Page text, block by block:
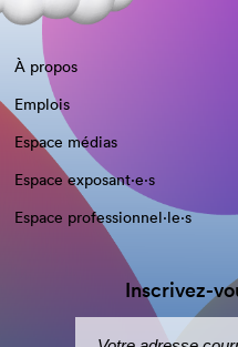
À propos
Emplois
Espace médias
Espace exposant·e⋅s
Espace professionnel·le⋅s
Inscrivez-